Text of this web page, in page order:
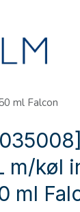
ml Falcon
m/køl
ml